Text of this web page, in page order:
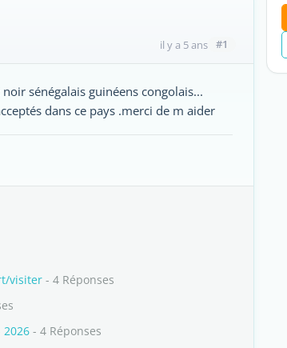
il y a 5 ans #1
sénégalais guinéens congolais...
dans ce pays .merci de m aider
visiter - 4 Réponses
- 4 Réponses